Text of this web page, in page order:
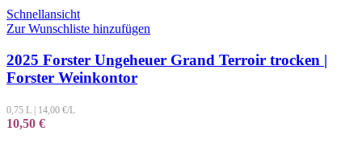
Schnellansicht
Zur Wunschliste hinzufügen
2025 Forster Ungeheuer Grand Terroir trocken |
Forster Weinkontor
0,75 L | 14,00 €/L
10,50 €